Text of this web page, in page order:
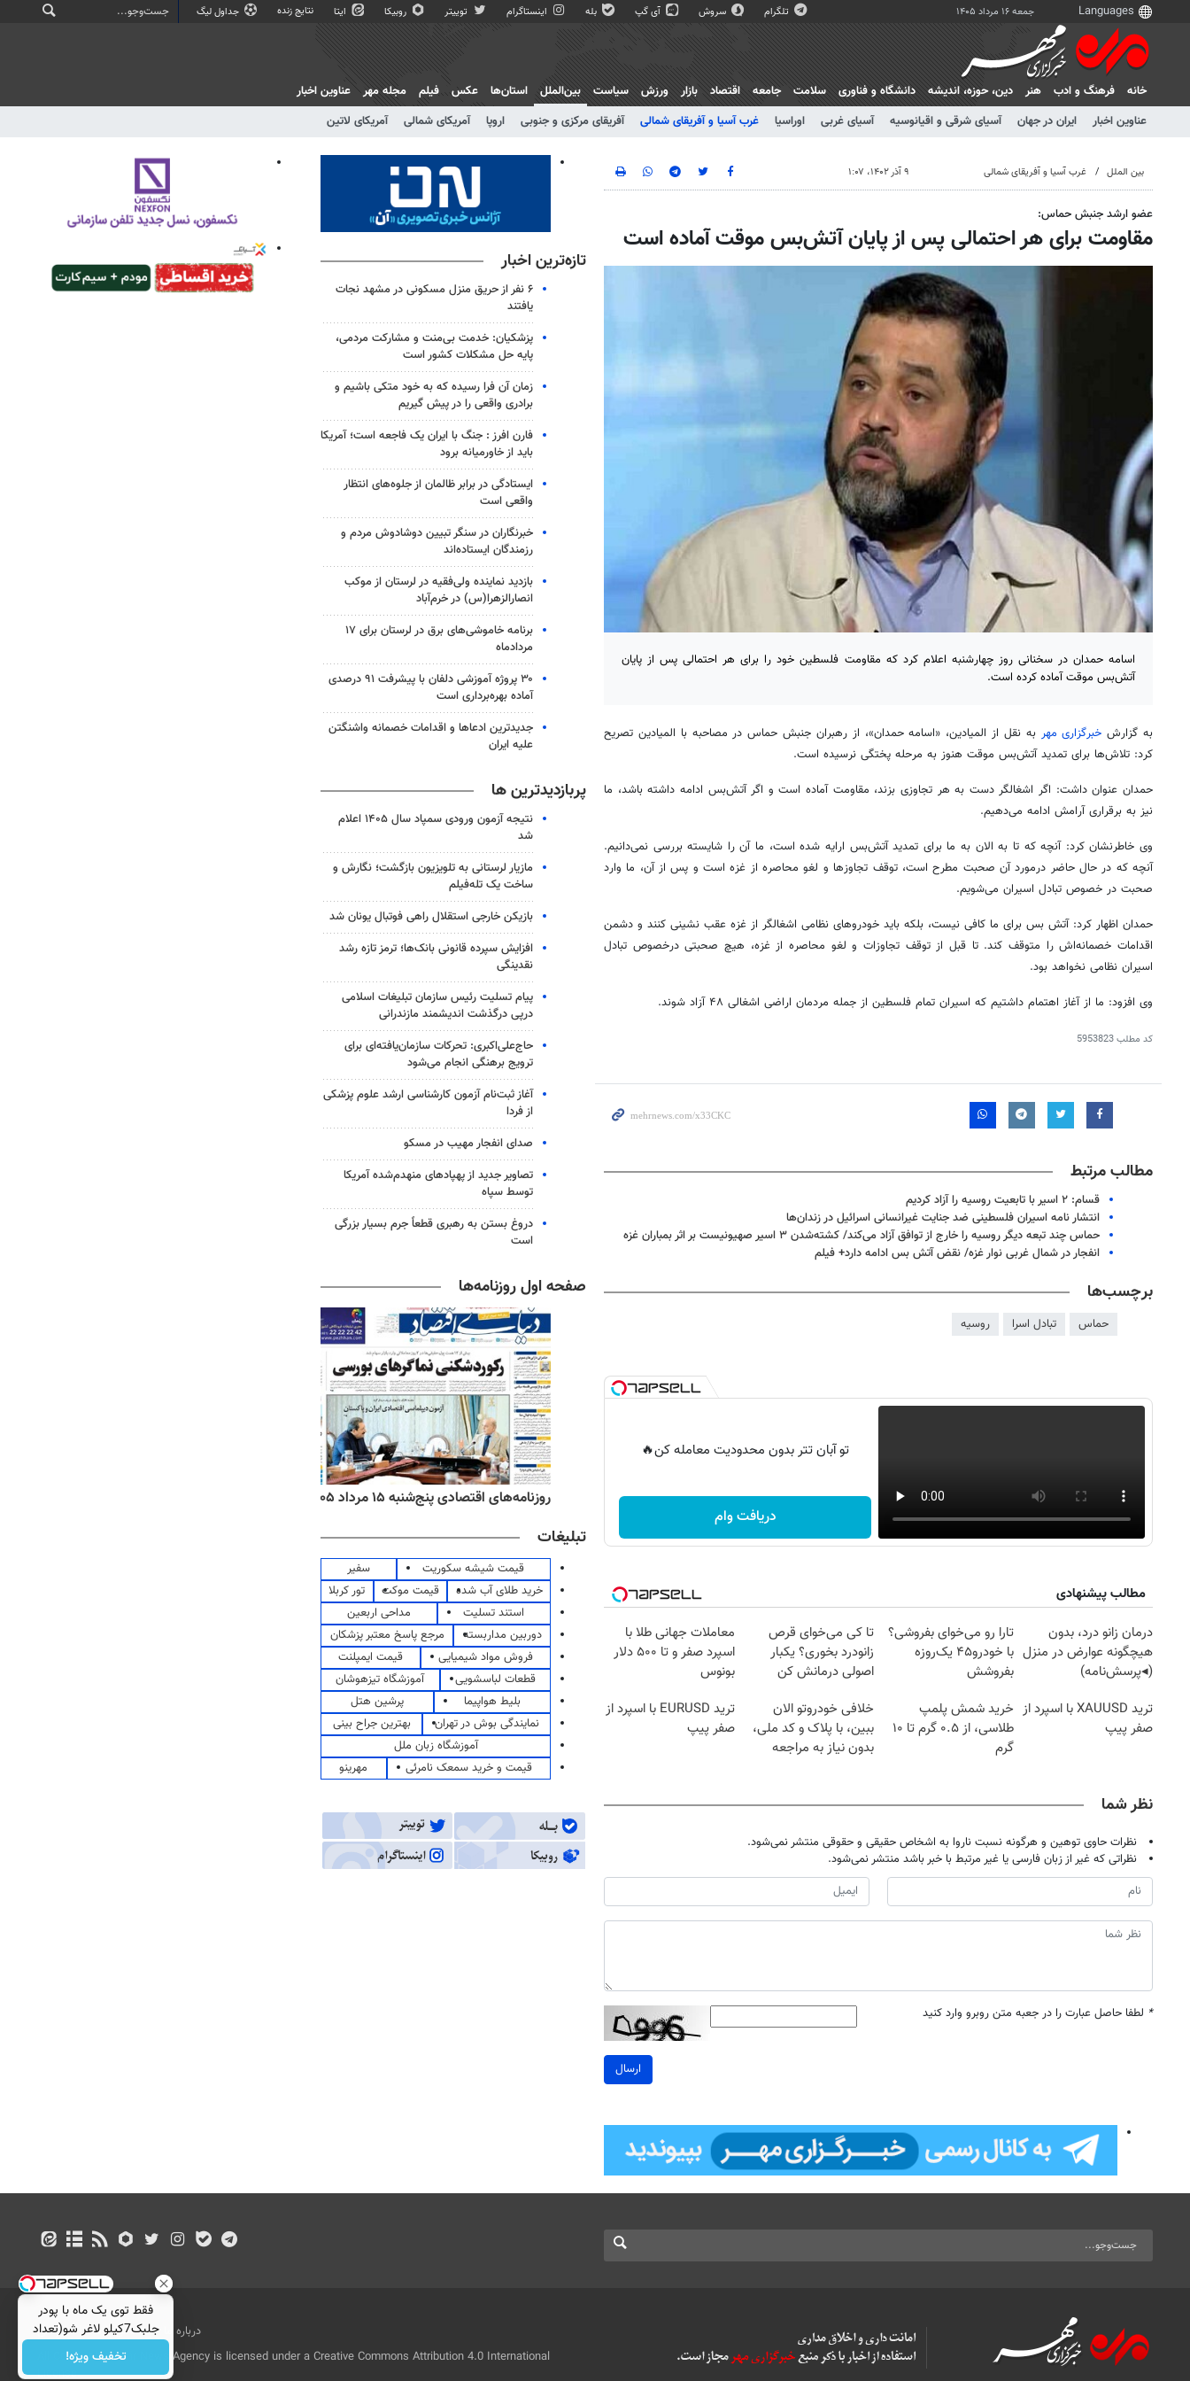
جمعه ۱۶ مرداد ۱۴۰۵ تلگرام سروش آی گپ بله اینستاگرام توییتر روبیکا ایتا نتایج زنده جداول لیگ
خانه فرهنگ و ادب هنر دين، حوزه، انديشه دانشگاه و فناوری سلامت جامعه اقتصاد بازار ورزش سیاست
بین‌الملل
عناوین اخبار
ایران در جهان آسیای شرقی و اقیانوسیه آسیای غربی اوراسیا غرب آسیا و آفریقای شمالی آفریقای مرکزی و جنوبی اروپا آمریکای شمالی آمریکای لاتین
استان‌ها عکس فیلم مجله مهر عناوین اخبار
بین الملل غرب آسیا و آفریقای شمالی ۹ آذر ۱۴۰۲، ۱:۰۷
عضو ارشد جنبش حماس:
مقاومت برای هر احتمالی پس از پایان آتش‌بس موقت آماده است
اسامه حمدان در سخنانی روز چهارشنبه اعلام کرد که مقاومت فلسطین خود را برای هر احتمالی پس از پایان
آتش‌بس موقت آماده کرده است.
به گزارش خبرگزاری مهر به نقل از المیادین، «اسامه حمدان»، از رهبران جنبش حماس در مصاحبه با المیادین تصریح
کرد: تلاش‌ها برای تمدید آتش‌بس موقت هنوز به مرحله پختگی نرسیده است.
حمدان عنوان داشت: اگر اشغالگر دست به هر تجاوزی بزند، مقاومت آماده است و اگر آتش‌بس ادامه داشته باشد، ما
نیز به برقراری آرامش ادامه می‌دهیم.
وی خاطرنشان کرد: آنچه که تا به الان به ما برای تمدید آتش‌بس ارایه شده است، ما آن را شایسته بررسی نمی‌دانیم.
آنچه که در حال حاضر درمورد آن صحبت مطرح است، توقف تجاوزها و لغو محاصره از غزه است و پس از آن، ما وارد
صحبت در خصوص تبادل اسیران می‌شویم.
حمدان اظهار کرد: آتش بس برای ما کافی نیست، بلکه باید خودروهای نظامی اشغالگر از غزه عقب نشینی کنند و دشمن
اقدامات خصمانه‌اش را متوقف کند. تا قبل از توقف تجاوزات و لغو محاصره از غزه، هیچ صحبتی درخصوص تبادل
اسیران نظامی نخواهد بود.
وی افزود: ما از آغاز اهتمام داشتیم که اسیران تمام فلسطین از جمله مردمان اراضی اشغالی ۴۸ آزاد شوند.
کد مطلب5953823
مطالب مرتبط
قسام: ۲ اسیر با تابعیت روسیه را آزاد کردیم
انتشار نامه اسیران فلسطینی ضد جنایت غیرانسانی اسرائیل در زندان‌ها
حماس چند تبعه دیگر روسیه را خارج از توافق آزاد می‌کند/ کشته‌شدن ۳ اسیر صهیونیست بر اثر بمباران غزه
انفجار در شمال غربی نوار غزه/ نقض آتش بس ادامه دارد+ فیلم
برچسب‌ها
حماس تبادل اسرا روسیه
تو آبان تتر بدون محدودیت معامله کن🔥
دریافت وام
مطالب پیشنهادی
درمان زانو درد، بدون
هیچگونه عوارض در منزل
(◂پرسش‌نامه)
تارا رو می‌خوای بفروشی؟
با خودرو۴۵ یک‌روزه
بفروشش
تا کی می‌خوای قرص
زانودرد بخوری؟ یکبار
اصولی درمانش کن
معاملات جهانی طلا با
اسپرد صفر و تا ۵۰۰ دلار
بونوس
ترید XAUUSD با اسپرد از
صفر پیپ
خرید شمش پلمپ
طلاسی، از ۰.۵ گرم تا ۱۰
گرم
خلافی خودروتو الان
ببین، با پلاک و کد ملی،
بدون نیاز به مراجعه
ترید EURUSD با اسپرد از
صفر پیپ
نظر شما
نظرات حاوی توهین و هرگونه نسبت ناروا به اشخاص حقیقی و حقوقی منتشر نمی‌شود.
نظراتی که غیر از زبان فارسی یا غیر مرتبط با خبر باشد منتشر نمی‌شود.
* لطفا حاصل عبارت را در جعبه متن روبرو وارد کنید
ارسال
تازه‌ترین اخبار
۶ نفر از حریق منزل مسکونی در مشهد نجات
یافتند
پزشکیان: خدمت بی‌منت و مشارکت مردمی،
پایه حل مشکلات کشور است
زمان آن فرا رسیده که به خود متکی باشیم و
برادری واقعی را در پیش گیریم
فارن افرز : جنگ با ایران یک فاجعه است؛ آمریکا
باید از خاورمیانه برود
ایستادگی در برابر ظالمان از جلوه‌های انتظار
واقعی است
خبرنگاران در سنگر تبیین دوشادوش مردم و
رزمندگان ایستاده‌اند
بازدید نماینده ولی‌فقیه در لرستان از موکب
انصارالزهرا(س) در خرم‌آباد
برنامه خاموشی‌های برق در لرستان برای ۱۷
مردادماه
۳۰ پروژه آموزشی دلفان با پیشرفت ۹۱ درصدی
آماده بهره‌برداری است
جدیدترین ادعاها و اقدامات خصمانه واشنگتن
علیه ایران
پربازدیدترین ها
نتیجه آزمون ورودی سمپاد سال ۱۴۰۵ اعلام
شد
مازیار لرستانی به تلویزیون بازگشت؛ نگارش و
ساخت یک تله‌فیلم
بازیکن خارجی استقلال راهی فوتبال یونان شد
افزایش سپرده قانونی بانک‌ها؛ ترمز تازه رشد
نقدینگی
پیام تسلیت رئیس سازمان تبلیغات اسلامی
درپی درگذشت اندیشمند مازندرانی
حاج‌علی‌اکبری: تحرکات سازمان‌یافته‌ای برای
ترویج برهنگی انجام می‌شود
آغاز ثبت‌نام‌ آزمون کارشناسی ارشد علوم پزشکی
از فردا
صدای انفجار مهیب در مسکو
تصاویر جدید از پهپادهای منهدم‌شده آمریکا
توسط سپاه
دروغ بستن به رهبری قطعاً جرم بسیار بزرگی
است
صفحه اول روزنامه‌ها
روزنامه‌های صبح پنج‌شنبه ۱۵ مرداد ۱۴۰۵ روزنامه‌های ورزشی پنج‌شنبه ۱۵ مرداد ۱۴۰۵ روزنامه‌های اقتصادی پنج‌شنبه ۱۵ مرداد ۱۴۰۵
تبلیغات
قیمت شیشه سکوریت
سفیر
خرید طلای آب شده
قیمت موکت
تور کربلا
استند تسلیت
مداحی اربعین
دوربین مداربسته
مرجع پاسخ معتبر پزشکان
فروش مواد شیمیایی
قیمت ایمپلنت
قطعات لباسشویی
آموزشگاه تیزهوشان
بلیط هواپیما
پرشین هتل
نمایندگی بوش در تهران
بهترین جراح بینی
آموزشگاه زبان ملل
قیمت و خرید سمعک نامرئی
مهرینو
درباره ما تماس با ما
بازرگانی
All Content by Mehr News Agency is licensed under a Creative Commons Attribution 4.0 International
License.
فقط توی یک ماه با پودر
جلبک7کیلو لاغر شو(تعداد
محدود)
تخفیف ویژه!